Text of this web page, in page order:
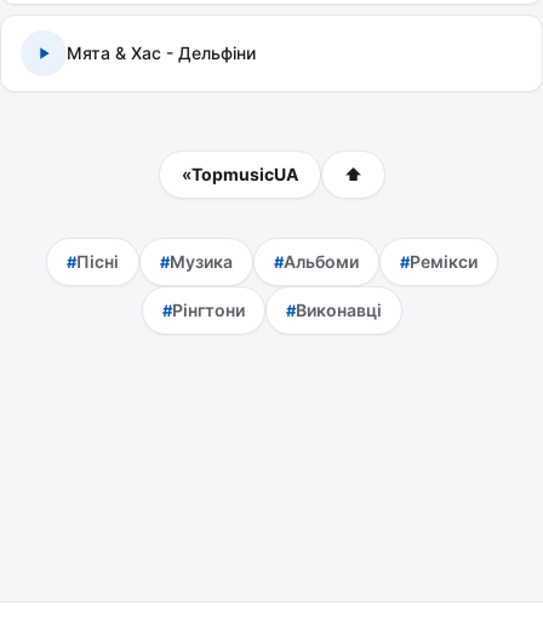
Мята & Хас - Дельфіни
«TopmusicUA ⬆
Пісні Музика Альбоми Ремікси
Рінгтони Виконавці